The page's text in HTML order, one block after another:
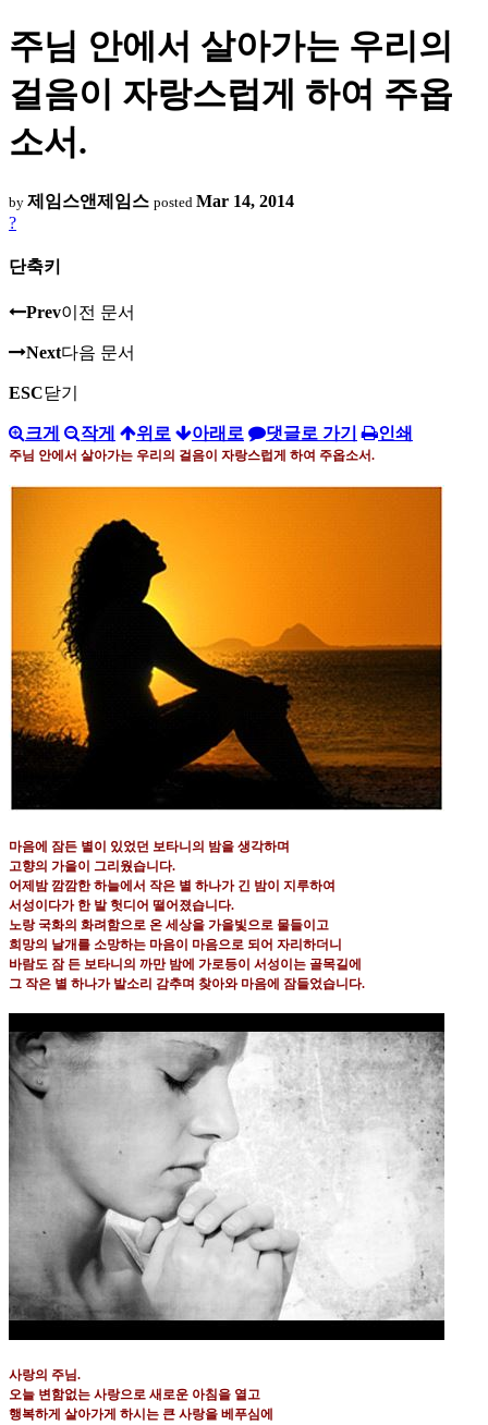
주님 안에서 살아가는 우리의
걸음이 자랑스럽게 하여 주옵
소서.
by 제임스앤제임스 posted Mar 14, 2014
?
단축키
Prev이전 문서
Next다음 문서
ESC닫기
크게 작게 위로 아래로 댓글로 가기 인쇄
주님 안에서 살아가는 우리의 걸음이 자랑스럽게 하여 주옵소서.
마음에 잠든 별이 있었던 보타니의 밤을 생각하며
고향의 가을이 그리웠습니다.
어제밤 깜깜한 하늘에서 작은 별 하나가 긴 밤이 지루하여
서성이다가 한 발 헛디어 떨어졌습니다.
노랑 국화의 화려함으로 온 세상을 가을빛으로 물들이고
희망의 날개를 소망하는 마음이 마음으로 되어 자리하더니
바람도 잠 든 보타니의 까만 밤에 가로등이 서성이는 골목길에
그 작은 별 하나가 발소리 감추며 찾아와 마음에 잠들었습니다.
사랑의 주님.
오늘 변함없는 사랑으로 새로운 아침을 열고
행복하게 살아가게 하시는 큰 사랑을 베푸심에